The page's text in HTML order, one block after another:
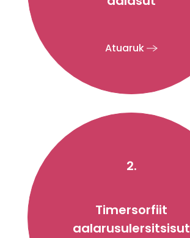
Atuaruk
2.
Timersorfiit
aalarusulersitsisut